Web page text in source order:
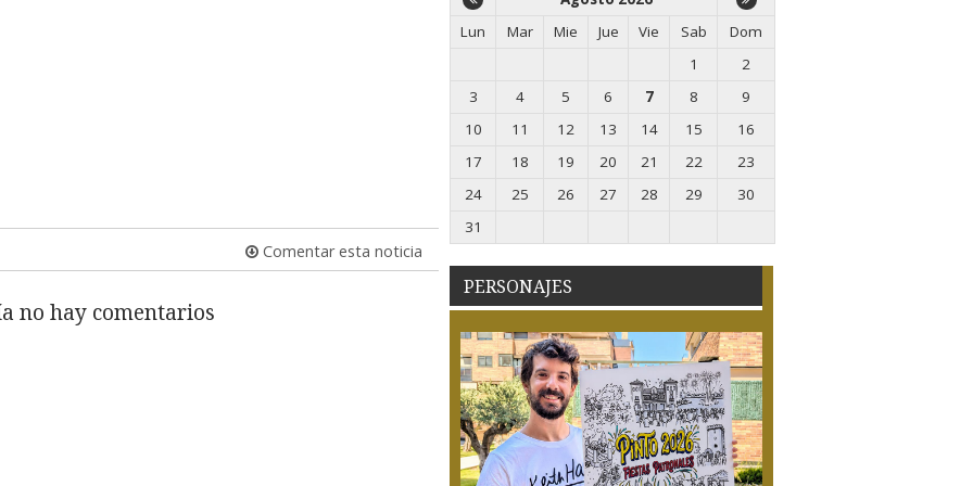
Comentar esta noticia
no hay comentarios
Lun
Mar Mie Jue Vie Sab
Dom
1
2
3
4 5 6 7 8
9
10
11 12 13 14 15
16
17
18 19 20 21 22
23
24
25 26 27 28 29
30
31
PERSONAJES